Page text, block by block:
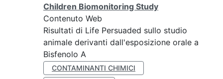
Children Biomonitoring Study
Contenuto Web
Risultati di Life Persuaded sullo studio
animale derivanti dall'esposizione orale a
Bisfenolo A
CONTAMINANTI CHIMICI